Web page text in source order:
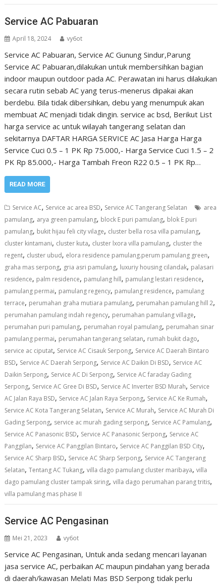
Service AC Pabuaran
April 18, 2024 vy6ot
Service AC Pabuaran, Service AC Gunung Sindur,Parung
Service AC Pabuaran,dilakukan untuk membersihkan bagian
indoor maupun outdoor pada AC. Perawatan ini harus dilakukan
secara rutin sebab AC yang terus-menerus dipakai akan
berdebu. Bila tidak dibersihkan, debu yang menumpuk akan
membuat AC menjadi tidak dingin. service ac bsd, Berikut List
harga service ac untuk wilayah tangerang selatan dan
sekitarnya DAFTAR HARGA SERVICE AC Jasa Harga Harga
Service Cuci 0.5 – 1 PK Rp 75.000,- Harga Service Cuci 1.5 – 2
PK Rp 85.000,- Harga Tambah Freon R22 0.5 – 1 PK Rp…
READ MORE
Service AC, Service ac area BSD, Service AC Tangerang Selatan
area
pamulang, arya green pamulang, block E puri pamulang, blok E puri
pamulang, bukit hijau feli city vilage, cluster bella rosa villa pamulang,
cluster kintamani, cluster kuta, cluster lxora villa pamulang, cluster the
regent, cluster ubud, elora residence pamulang.perum pamulang green,
graha mas serpong, gria asri pamulang, luxuriy housing cilandak, palasari
residence, palm residence, pamulang hill, pamulang lestari residence,
pamulang permai, pamulang regency, pamulang residence, pamulang
terrace, perumahan graha mutiara pamulang, perumahan pamulang hill 2,
perumahan pamulang indah regency, perumahan pamulang village,
perumahan puri pamulang, perumahan royal pamulang, perumahan sinar
pamulang permai, perumahan tangerang selatan, rumah bukit dago,
service ac ciputat, Service AC Cisauk Serpong, Service AC Daerah Bintaro
BSD, Service AC Daerah Serpong, Service AC Daikin Di BSD, Service AC
Daikin Serpong, Service AC Di Serpong, Service AC faraday Gading
Serpong, Service AC Gree Di BSD, Service AC Inverter BSD Murah, Service
AC Jalan Raya BSD, Service AC Jalan Raya Serpong, Service AC Ke Rumah,
Service AC Kota Tangerang Selatan, Service AC Murah, Service AC Murah Di
Gading Serpong, service ac murah gading serpong, Service AC Pamulang,
Service AC Panasonic BSD, Service AC Panasonic Serpong, Service AC
Panggilan, Service AC Panggilan Bintaro, Service AC Panggilan BSD City,
Service AC Sharp BSD, Service AC Sharp Serpong, Service AC Tangerang
Selatan,Tentang AC Tukang,villa dago pamulang cluster maribaya,villa
dago pamulang cluster tampak siring,villa dago perumahan parang tritis,
villa pamulang mas phase II
Service AC Pengasinan
Mei 21, 2023 vy6ot
Service AC Pengasinan, Untuk anda sedang mencari layanan
jasa service AC, perbaikan AC maupun pindahan yang berada
di daerah/kawasan Melati Mas BSD Serpong tidak perlu